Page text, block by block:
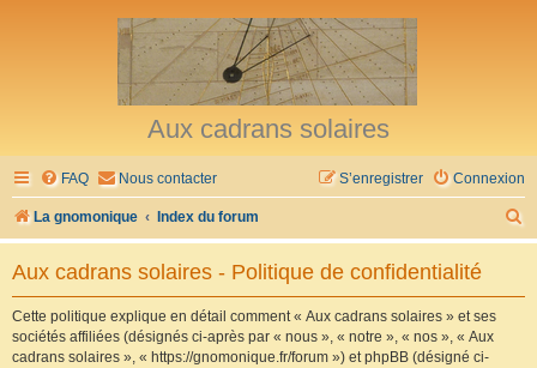
Aux cadrans solaires
FAQ Nous contacter Connexion
S’enregistrer
La gnomonique Index du forum
e
Aux cadrans solaires - Politique de confidentialité
Cette politique explique en détail comment « Aux cadrans solaires » et ses
sociétés affiliées (désignés ci-après par « nous », « notre », « nos », « Aux
cadrans solaires », « https://gnomonique.fr/forum ») et phpBB (désigné ci-